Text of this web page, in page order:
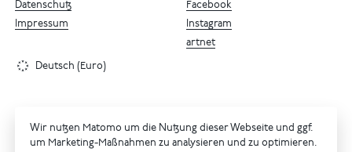
Facebook
Instagram
artnet
Datenschutz
Impressum
Deutsch (Euro)
Wir nutzen Matomo um die Nutzung dieser Webseite und ggf.
um Marketing-Maßnahmen zu analysieren und zu optimieren.